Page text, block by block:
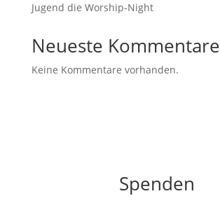
Jugend die Worship-Night
Neueste Kommentare
Keine Kommentare vorhanden.
Spenden